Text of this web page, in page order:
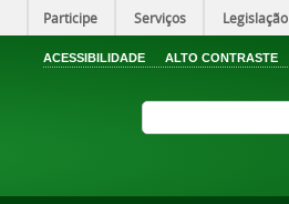
Participe Serviços Legislação
ACESSIBILIDADE ALTO CONTRASTE